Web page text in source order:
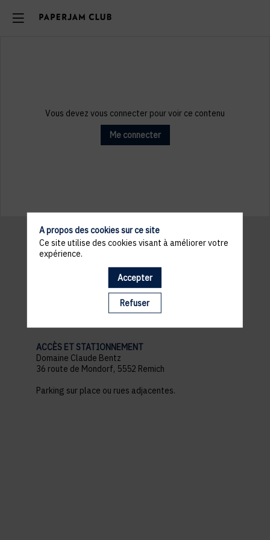
Vous devez vous connecter pour voir ce contenu
Me connecter
Informations
pratiques
ACCÈS ET STATIONNEMENT
Domaine Claude Bentz
36 route de Mondorf, 5552 Remich
Parking sur place ou rues adjacentes.
A propos des cookies sur ce site
Ce site utilise des cookies visant à améliorer votre
expérience.
Accepter
Refuser